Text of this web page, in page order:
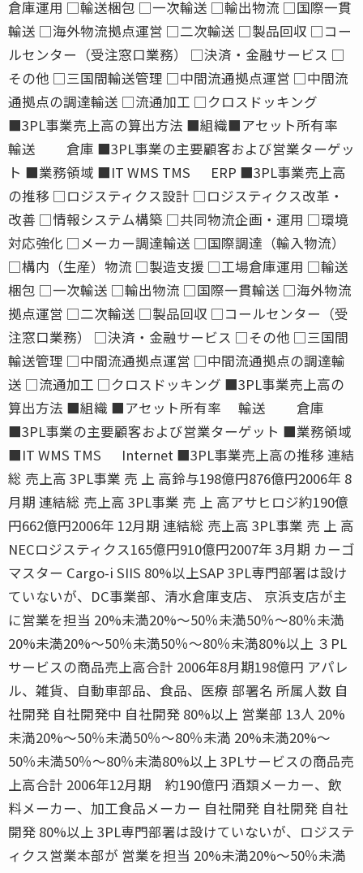
倉庫運用 □輸送梱包 □一次輸送 □輸出物流 □国際一貫
輸送 □海外物流拠点運営 □二次輸送 □製品回収 □コー
ルセンター（受注窓口業務） □決済・金融サービス □
その他 □三国間輸送管理 □中間流通拠点運営 □中間流
通拠点の調達輸送 □流通加工 □クロスドッキング
■3PL事業売上高の算出方法 ■組織■アセット所有率
輸送 倉庫 ■3PL事業の主要顧客および営業ターゲッ
ト ■業務領域 ■IT WMS TMS ERP ■3PL事業売上高
の推移 □ロジスティクス設計 □ロジスティクス改革・
改善 □情報システム構築 □共同物流企画・運用 □環境
対応強化 □メーカー調達輸送 □国際調達（輸入物流）
□構内（生産）物流 □製造支援 □工場倉庫運用 □輸送
梱包 □一次輸送 □輸出物流 □国際一貫輸送 □海外物流
拠点運営 □二次輸送 □製品回収 □コールセンター（受
注窓口業務） □決済・金融サービス □その他 □三国間
輸送管理 □中間流通拠点運営 □中間流通拠点の調達輸
送 □流通加工 □クロスドッキング ■3PL事業売上高の
算出方法 ■組織 ■アセット所有率 輸送 倉庫
■3PL事業の主要顧客および営業ターゲット ■業務領域
■IT WMS TMS Internet ■3PL事業売上高の推移 連結
総 売上高 3PL事業 売 上 高鈴与198億円876億円2006年 8
月期 連結総 売上高 3PL事業 売 上 高アサヒロジ約190億
円662億円2006年 12月期 連結総 売上高 3PL事業 売 上 高
NECロジスティクス165億円910億円2007年 3月期 カーゴ
マスター Cargo-i SIIS 80%以上SAP 3PL専門部署は設け
ていないが、DC事業部、清水倉庫支店、 京浜支店が主
に営業を担当 20%未満20%〜50％未満50％〜80％未満
20%未満20%〜50％未満50％〜80％未満80%以上 ３PL
サービスの商品売上高合計 2006年8月期198億円 アパレ
ル、雑貨、自動車部品、食品、医療 部署名 所属人数 自
社開発 自社開発中 自社開発 80%以上 営業部 13人 20%
未満20%〜50％未満50％〜80％未満 20%未満20%〜
50％未満50％〜80％未満80%以上 3PLサービスの商品売
上高合計 2006年12月期 約190億円 酒類メーカー、飲
料メーカー、加工食品メーカー 自社開発 自社開発 自社
開発 80%以上 3PL専門部署は設けていないが、ロジステ
ィクス営業本部が 営業を担当 20%未満20%〜50％未満